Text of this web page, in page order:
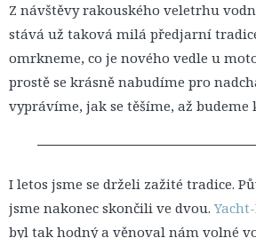
Z návštěvy rakouského veletrhu
stává už taková milá předjarní
omrkneme, co je nového vedle u
prostě se krásně nabudíme pro
vyprávíme, jak se těšíme, až budeme
I letos jsme se drželi zažité tradice.
jsme nakonec skončili ve dvou.
byl tak hodný a věnoval nám volné